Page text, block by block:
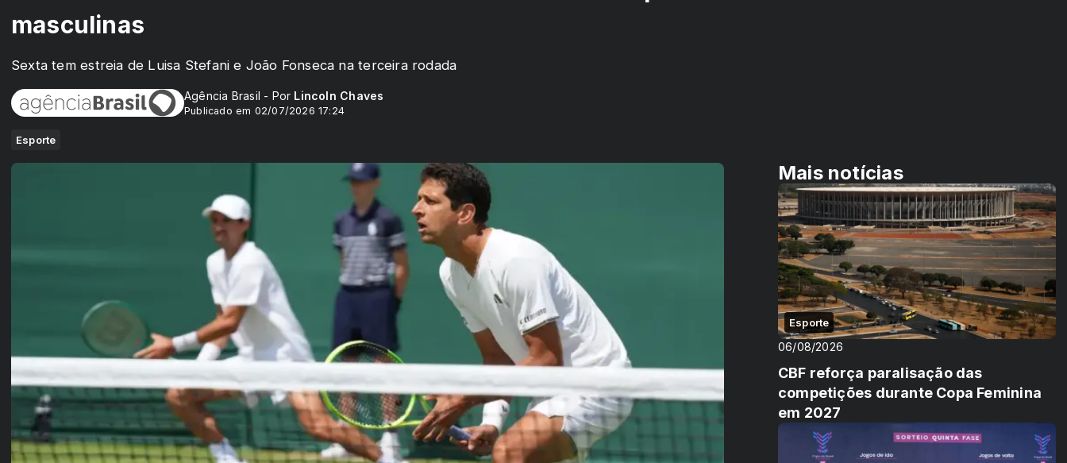
masculinas
Sexta tem estreia de Luisa Stefani e João Fonseca na terceira rodada
Agência Brasil - Por Lincoln Chaves
Publicado em 02/07/2026 17:24
Esporte
Mais notícias
Esporte
06/08/2026
CBF reforça paralisação das
competições durante Copa Feminina
em 2027